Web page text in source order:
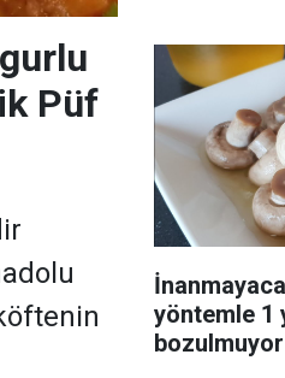
Püf
yöntemle 1
bozulmuyor